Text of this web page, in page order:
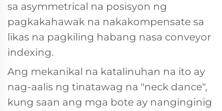
sa asymmetrical na posisyon ng
pagkakahawak na nakakompensate sa
likas na pagkiling habang nasa conveyor
indexing.
Ang mekanikal na katalinuhan na ito ay
nag-aalis ng tinatawag na "neck dance",
kung saan ang mga bote ay nanginginig